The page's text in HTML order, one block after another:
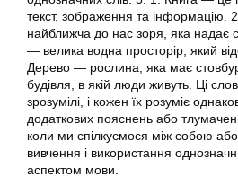
текст, зображення та
найближча до нас зоря, яка надає
— велика водна просторір, який
Дерево — рослина, яка має
будівля, в якій люди живуть. Ці
зрозумілі, і кожен їх розуміє
додаткових пояснень або
коли ми спілкуємося між собою
вивчення і використання
аспектом мови.